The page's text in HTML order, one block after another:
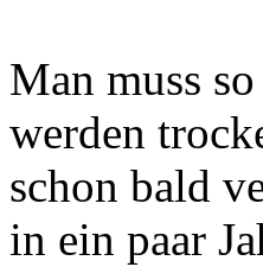
Man muss
werden
schon bald
in ein paar